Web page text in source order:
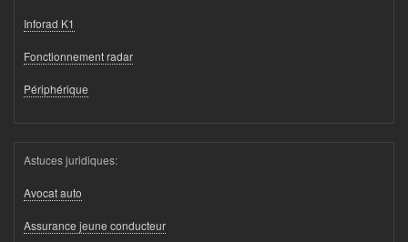
Inforad K1
Fonctionnement radar
Périphérique
Astuces juridiques:
Avocat auto
Assurance jeune conducteur